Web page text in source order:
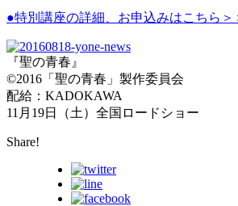
●特別講座の詳細、お申込みはこちら＞
『聖の青春』
©2016「聖の青春」製作委員会
配給：KADOKAWA
11月19日（土）全国ロードショー
Share!